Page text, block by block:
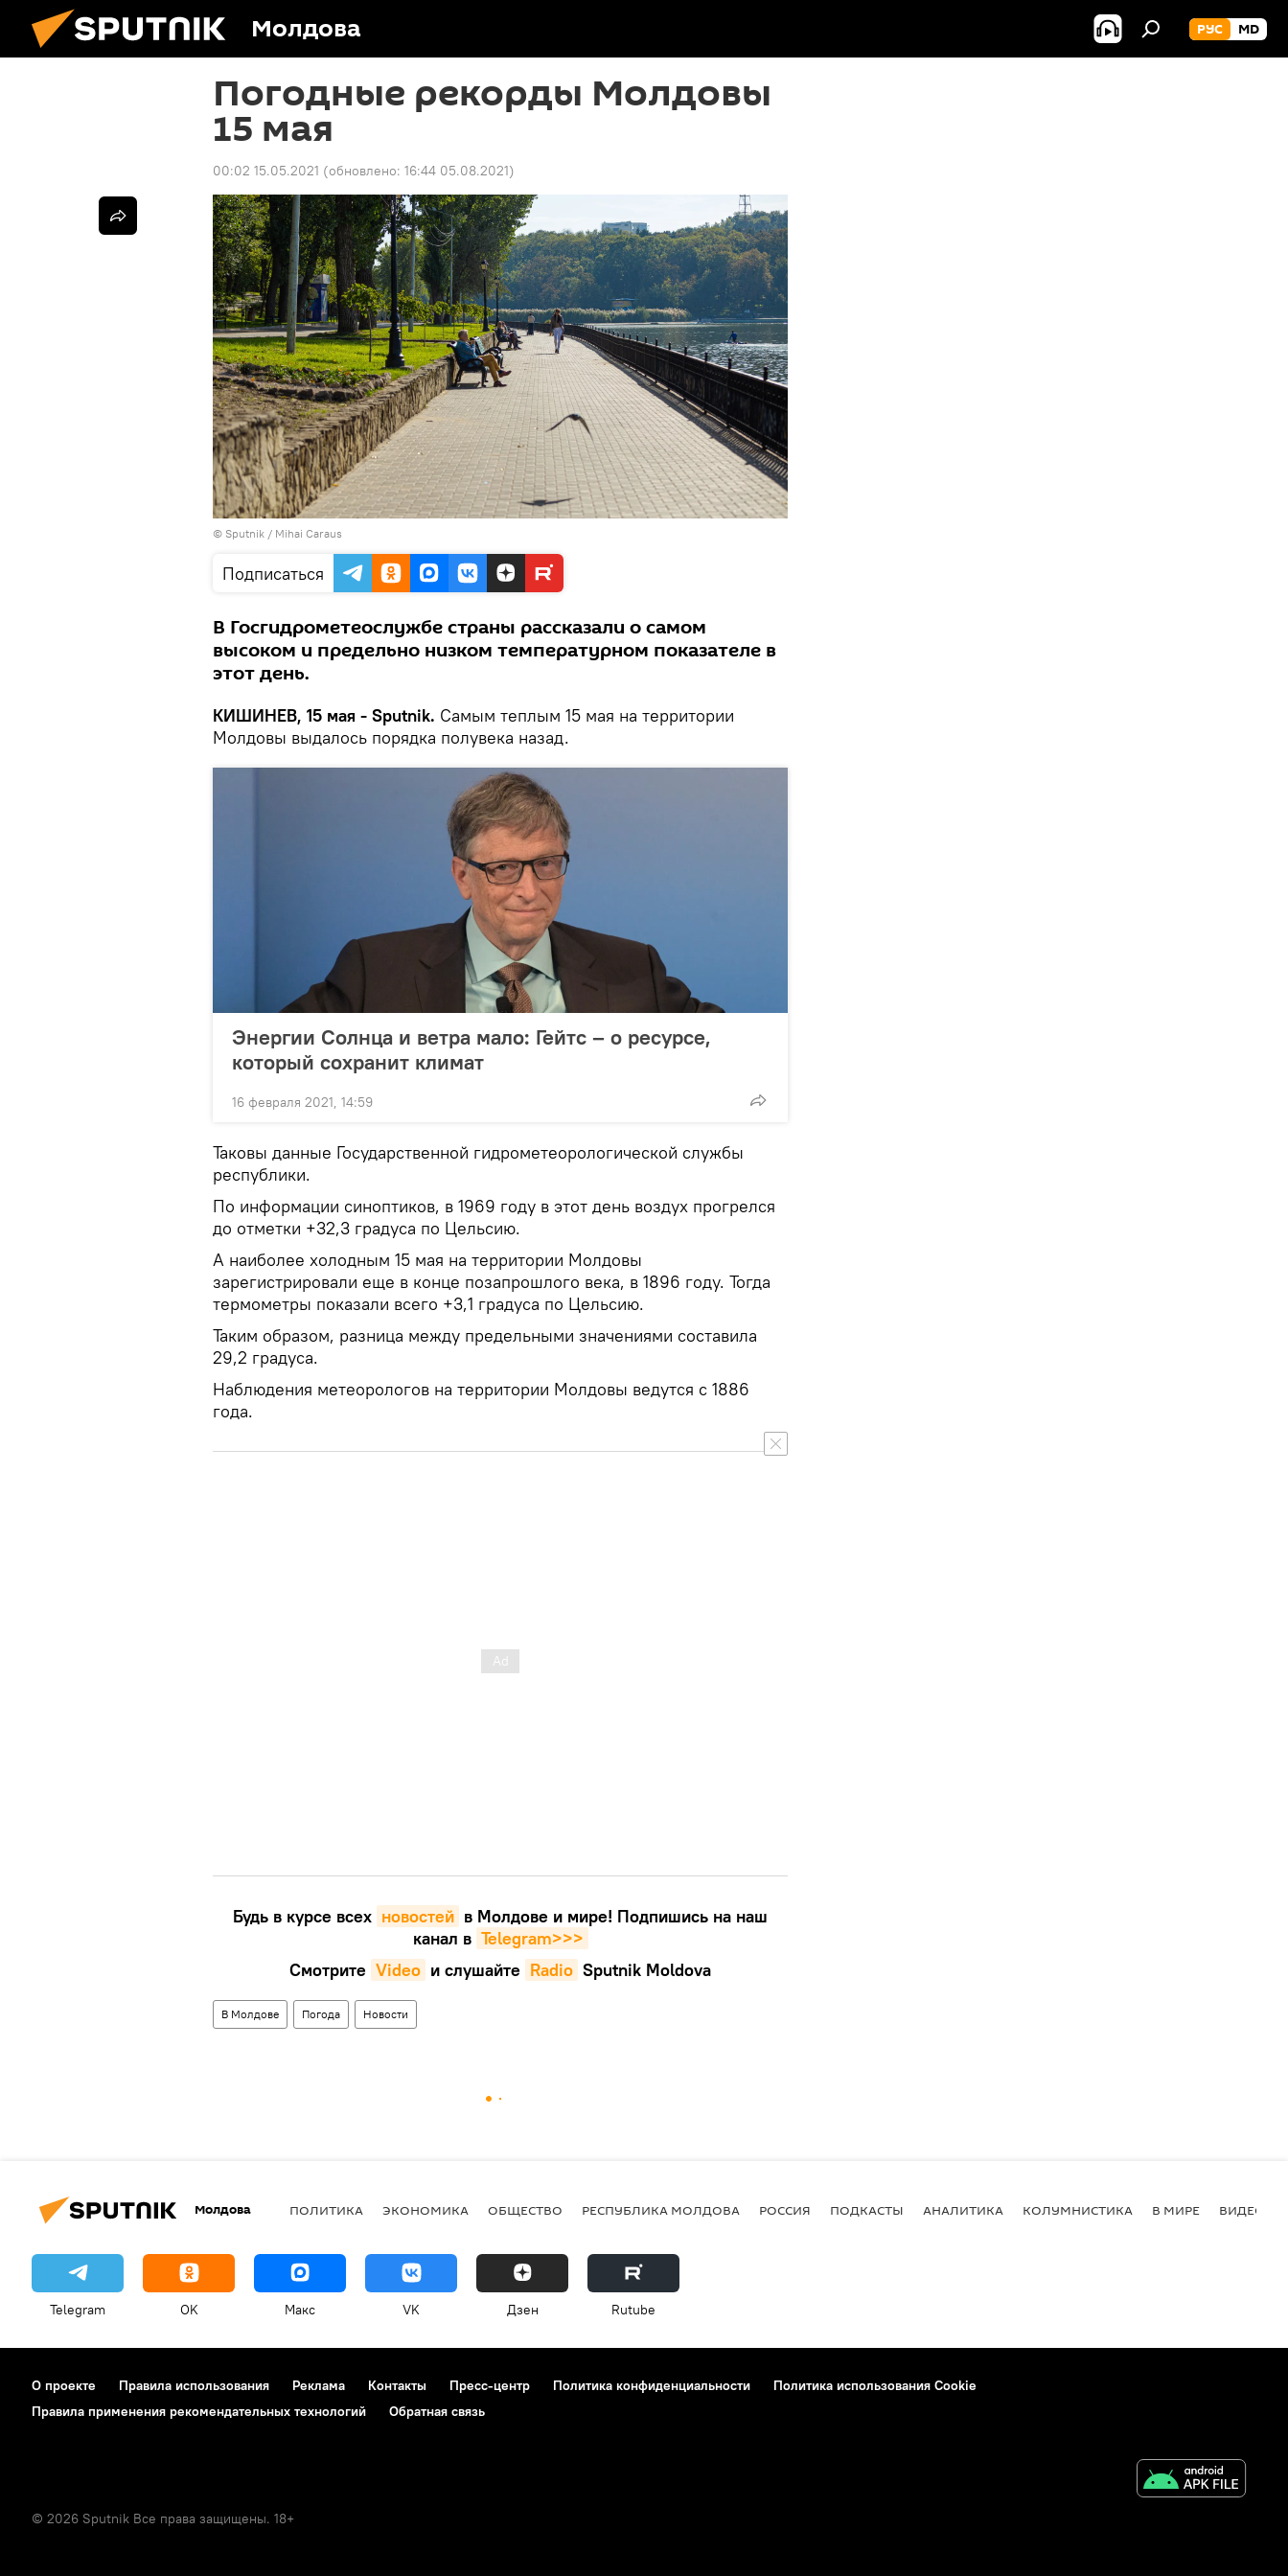
Молдова РУС MD
Погодные рекорды Молдовы
15 мая
00:02 15.05.2021 (обновлено: 16:44 05.08.2021)
© Sputnik / Mihai Caraus
Подписаться
В Госгидрометеослужбе страны рассказали о самом
высоком и предельно низком температурном показателе в
этот день.
КИШИНЕВ, 15 мая - Sputnik. Самым теплым 15 мая на территории
Молдовы выдалось порядка полувека назад.
Энергии Солнца и ветра мало: Гейтс – о ресурсе,
который сохранит климат
16 февраля 2021, 14:59
Таковы данные Государственной гидрометеорологической службы
республики.
По информации синоптиков, в 1969 году в этот день воздух прогрелся
до отметки +32,3 градуса по Цельсию.
А наиболее холодным 15 мая на территории Молдовы
зарегистрировали еще в конце позапрошлого века, в 1896 году. Тогда
термометры показали всего +3,1 градуса по Цельсию.
Таким образом, разница между предельными значениями составила
29,2 градуса.
Наблюдения метеорологов на территории Молдовы ведутся с 1886
года.
Будь в курсе всех новостей в Молдове и мире! Подпишись на наш
канал в Telegram>>>
Смотрите Video и слушайте Radio Sputnik Moldova
В Молдове Погода Новости
Молдова ПОЛИТИКА ЭКОНОМИКА ОБЩЕСТВО РЕСПУБЛИКА МОЛДОВА РОССИЯ ПОДКАСТЫ АНАЛИТИКА КОЛУМНИСТИКА В МИРЕ ВИДЕО
Telegram OK Макс VK Дзен Rutube
О проекте Правила использования Реклама Контакты Пресс-центр Политика конфиденциальности
Политика использования Cookie
Правила применения рекомендательных технологий
Обратная связь
© 2026 Sputnik Все права защищены. 18+